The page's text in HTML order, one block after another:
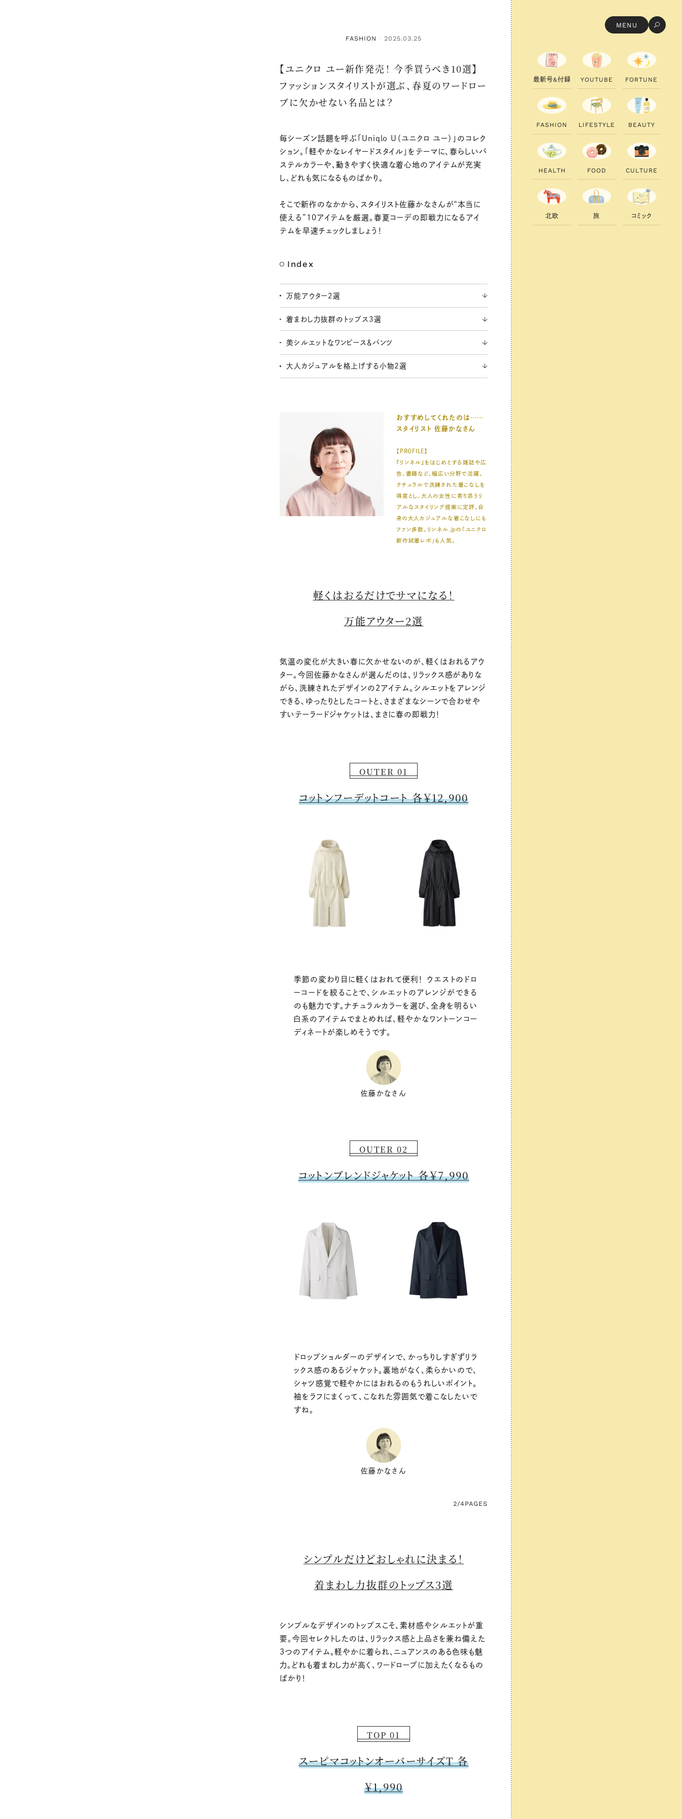
MENU
FASHION ： 2025.03.25
【ユニクロ ユー新作発売！ 今季買うべき10選】
ファッションスタイリストが選ぶ、春夏のワードロー
ブに欠かせない名品とは？
毎シーズン話題を呼ぶ「Uniqlo U（ユニクロ ユー）」のコレク
ション。「軽やかなレイヤードスタイル」をテーマに、春らしいパ
ステルカラーや、動きやすく快適な着心地のアイテムが充実
し、どれも気になるものばかり。
そこで新作のなかから、スタイリスト佐藤かなさんが“本当に
使える”10アイテムを厳選。春夏コーデの即戦力になるアイ
テムを早速チェックしましょう！
Index
万能アウター2選
着まわし力抜群のトップス3選
美シルエットなワンピース＆パンツ
大人カジュアルを格上げする小物2選
おすすめしてくれたのは……
スタイリスト 佐藤かなさん
【PROFILE】
『リンネル』をはじめとする雑誌や広
告、書籍など、幅広い分野で活躍。
ナチュラルで洗練された着こなしを
得意とし、大人の女性に寄り添うリ
アルなスタイリング提案に定評。自
身の大人カジュアルな着こなしにも
ファン多数。リンネル.jpの「ユニクロ
新作試着レポ」も人気。
軽くはおるだけでサマになる！
万能アウター2選
気温の変化が大きい春に欠かせないのが、軽くはおれるアウ
ター。今回佐藤かなさんが選んだのは、リラックス感がありな
がら、洗練されたデザインの2アイテム。シルエットをアレンジ
できる、ゆったりとしたコートと、さまざまなシーンで合わせや
すいテーラードジャケットは、まさに春の即戦力！
OUTER 01
コットンフーデットコート 各￥12,900
季節の変わり目に軽くはおれて便利！ ウエストのドロ
ーコードを絞ることで、シルエットのアレンジができる
のも魅力です。ナチュラルカラーを選び、全身を明るい
白系のアイテムでまとめれば、軽やかなワントーンコー
ディネートが楽しめそうです。
佐藤かなさん
OUTER 02
コットンブレンドジャケット 各￥7,990
ドロップショルダーのデザインで、かっちりしすぎずリラ
ックス感のあるジャケット。裏地がなく、柔らかいので、
シャツ感覚で軽やかにはおれるのもうれしいポイント。
袖をラフにまくって、こなれた雰囲気で着こなしたいで
すね。
佐藤かなさん
2/4 PAGES
シンプルだけどおしゃれに決まる！
着まわし力抜群のトップス3選
シンプルなデザインのトップスこそ、素材感やシルエットが重
要。今回セレクトしたのは、リラックス感と上品さを兼ね備えた
3つのアイテム。軽やかに着られ、ニュアンスのある色味も魅
力。どれも着まわし力が高く、ワードローブに加えたくなるもの
ばかり！
TOP 01
スーピマコットンオーバーサイズT 各
￥1,990
最新号&付録 YOUTU B E FORTU N E
FAS H ION LI FESTYLE B EAUTY
H EALTH FOOD CU LTU RE
北欧 旅 コ ミ ック